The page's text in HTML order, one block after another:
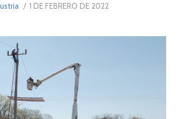
POSTED
1 DE FEBRERO DE 2022